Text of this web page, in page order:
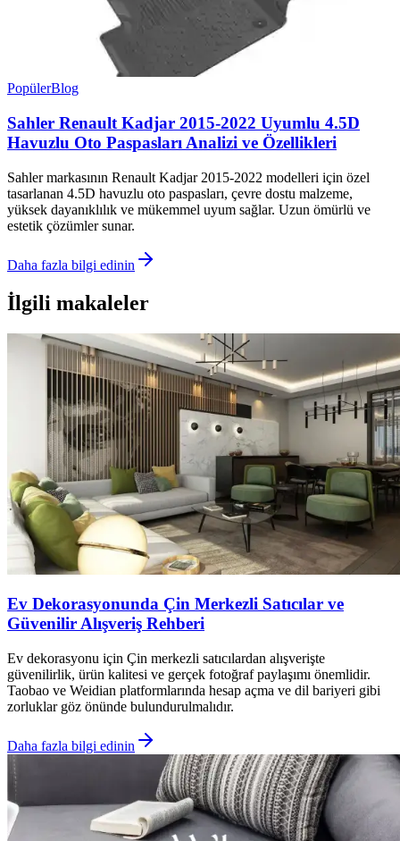
PopülerBlog
Sahler Renault Kadjar 2015-2022 Uyumlu 4.5D
Havuzlu Oto Paspasları Analizi ve Özellikleri
Sahler markasının Renault Kadjar 2015-2022 modelleri için özel
tasarlanan 4.5D havuzlu oto paspasları, çevre dostu malzeme,
yüksek dayanıklılık ve mükemmel uyum sağlar. Uzun ömürlü ve
estetik çözümler sunar.
Daha fazla bilgi edinin
İlgili makaleler
Ev Dekorasyonunda Çin Merkezli Satıcılar ve
Güvenilir Alışveriş Rehberi
Ev dekorasyonu için Çin merkezli satıcılardan alışverişte
güvenilirlik, ürün kalitesi ve gerçek fotoğraf paylaşımı önemlidir.
Taobao ve Weidian platformlarında hesap açma ve dil bariyeri gibi
zorluklar göz önünde bulundurulmalıdır.
Daha fazla bilgi edinin